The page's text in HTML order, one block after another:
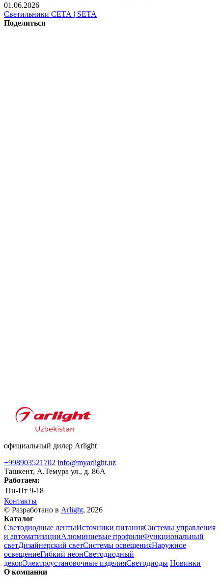
01.06.2026
Светильники СЕТА | SETA
Поделиться
официальный дилер Arlight
+998903521702 info@myarlight.uz
Ташкент, А.Темура ул., д. 86А
Работаем:
Пн-Пт 9-18
Контакты
© Разработано в Arlight, 2026
Каталог
Светодиодные лентыИсточники питанияСистемы управления
и автоматизацииАлюминиевые профилиФункциональный
светДизайнерский светСистемы освещенияНаружное
освещениеГибкий неонСветодиодный
декорЭлектроустановочные изделияСветодиоды Новинки
О компании